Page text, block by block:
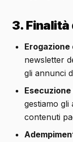
3.
Erogazione
newsletter
gli annunci
gestiamo
contenuti